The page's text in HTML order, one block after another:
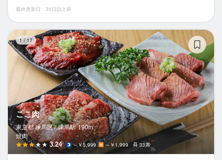
最終更新日：30日以上前
1/17
ここ肉
東京都 練馬区 / 練馬駅 190m
焼肉
3.24 ～￥5,999 ～￥1,999 33席